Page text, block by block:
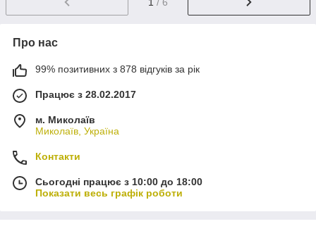
Про нас
99% позитивних з 878 відгуків за рік
Працює з 28.02.2017
м. Миколаїв
Миколаїв, Україна
Контакти
Сьогодні працює з 10:00 до 18:00
Показати весь графік роботи